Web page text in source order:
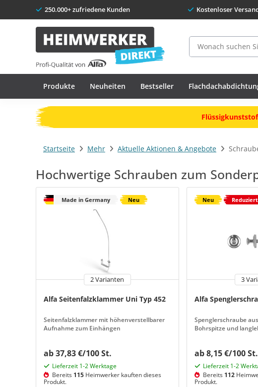
250.000+ zufriedene Kunden Kostenloser
Suche
Produkte Neuheiten Bestseller
Startseite Mehr Aktuelle Aktionen & Angebote
Hochwertige Schrauben zum
Made in Germany Neu
2 Varianten
Alfa Seitenfalzklammer Uni Typ 452
Seitenfalzklammer mit höhenverstellbarer
Aufnahme zum Einhängen
ab 37,83 €/100 St.
Lieferzeit 1-2 Werktage
Bereits 115 Heimwerker kauften dieses
Produkt.
Neu Reduziert
3
Alfa
Spenglerschraube
Bohrspitze und
ab 8,15 €/100 St.
Lieferzeit 1-2
Bereits 112
Produkt.